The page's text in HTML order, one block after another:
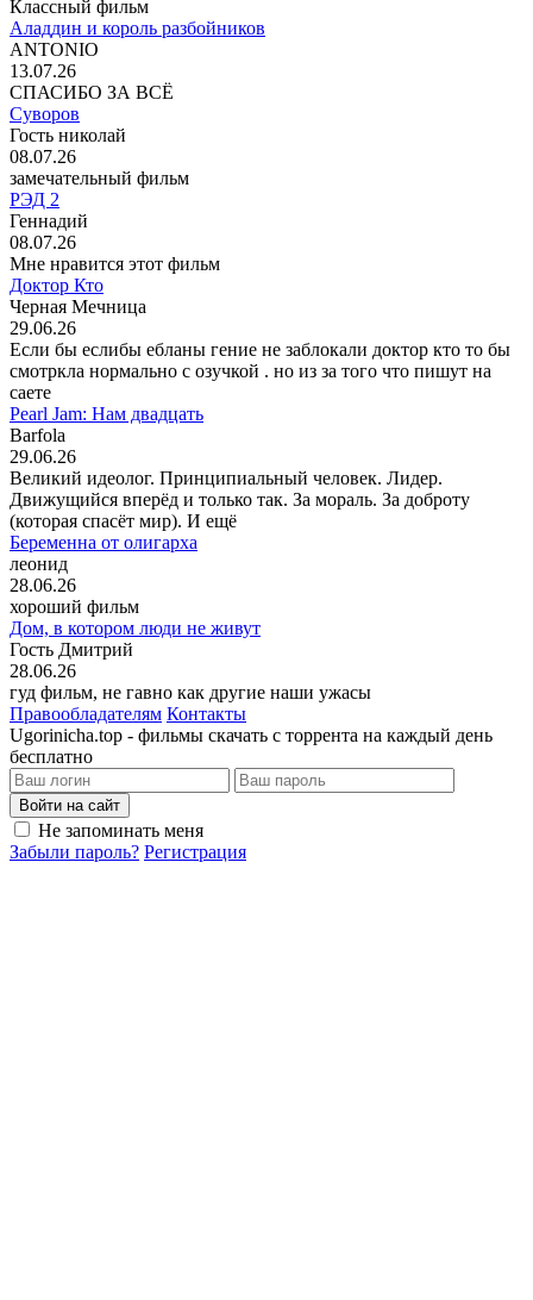
Классный фильм
Аладдин и король разбойников
ANTONIO
13.07.26
СПАСИБО ЗА ВСЁ
Суворов
Гость николай
08.07.26
замечательный фильм
РЭД 2
Геннадий
08.07.26
Мне нравится этот фильм
Доктор Кто
Черная Мечница
29.06.26
Если бы еслибы ебланы гение не заблокали доктор кто то бы
смотркла нормально с озучкой . но из за того что пишут на
саете
Pearl Jam: Нам двадцать
Barfola
29.06.26
Великий идеолог. Принципиальный человек. Лидер.
Движущийся вперёд и только так. За мораль. За доброту
(которая спасёт мир). И ещё
Беременна от олигарха
леонид
28.06.26
хороший фильм
Дом, в котором люди не живут
Гость Дмитрий
28.06.26
гуд фильм, не гавно как другие наши ужасы
Правообладателям Контакты
Ugorinicha.top - фильмы скачать с торрента на каждый день
бесплатно
Войти на сайт
Не запоминать меня
Забыли пароль? Регистрация